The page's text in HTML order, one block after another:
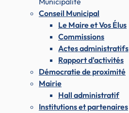
Conseil Municipal
Le Maire et Vos Élus
Commissions
Actes administratifs
Rapport d'activités
Démocratie de proximité
Mairie
Hall administratif
Institutions et partenaires